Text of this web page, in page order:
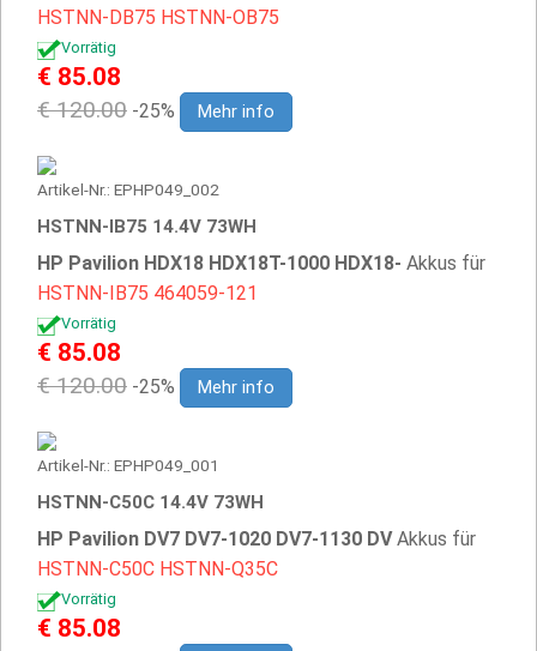
HSTNN-DB75 HSTNN-OB75
Vorrätig
€ 85.08
€ 120.00 -25% Mehr info
Artikel-Nr.: EPHP049_002
HSTNN-IB75 14.4V 73WH
HP Pavilion HDX18 HDX18T-1000 HDX18- Akkus für
HSTNN-IB75 464059-121
Vorrätig
€ 85.08
€ 120.00 -25% Mehr info
Artikel-Nr.: EPHP049_001
HSTNN-C50C 14.4V 73WH
HP Pavilion DV7 DV7-1020 DV7-1130 DVAkkus für
HSTNN-C50C HSTNN-Q35C
Vorrätig
€ 85.08